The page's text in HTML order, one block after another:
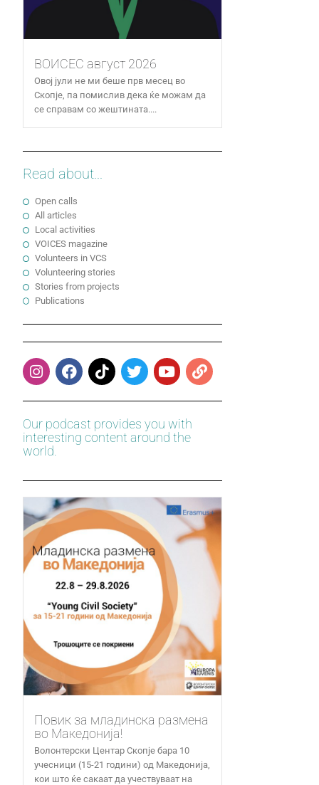
ВОИСЕС август 2026
Овој јули не ми беше прв месец во
Скопје, па помислив дека ќе можам да
се справам со жештината....
Read about...
Open calls
All articles
Local activities
VOICES magazine
Volunteers in VCS
Volunteering stories
Stories from projects
Publications
Our podcast provides you with
interesting content around the
world.
Повик за младинска размена
во Македонија!
Волонтерски Центар Скопје бара 10
учесници (15-21 години) од Македонија,
кои што ќе сакаат да учествуваат на